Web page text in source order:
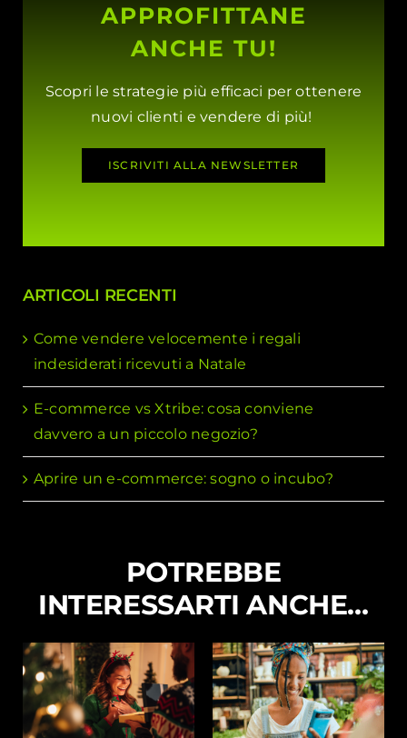
APPROFITTANE
ANCHE TU!
Scopri le strategie più efficaci per ottenere
nuovi clienti e vendere di più!
ISCRIVITI ALLA NEWSLETTER
ARTICOLI RECENTI
Come vendere velocemente i regali
indesiderati ricevuti a Natale
E-commerce vs Xtribe: cosa conviene
davvero a un piccolo negozio?
Aprire un e-commerce: sogno o incubo?
POTREBBE
INTERESSARTI ANCHE…